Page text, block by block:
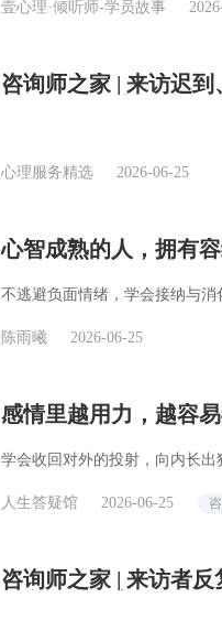
壹心理·倾听师-学员故事
咨询师之家 | 来访迟
心理服务精选 2026-06-25
心智成熟的人，拥有
不逃避负面情绪，学会接纳与消
陈雨曦 2026-06-25
感情里越用力，越容
学会收回对外的投射，向内长出
人生答疑馆 2026-06-25
咨询师之家 | 来访者